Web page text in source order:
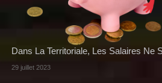
Dans La Territoriale, Les Salaires Ne
29 juillet 2023